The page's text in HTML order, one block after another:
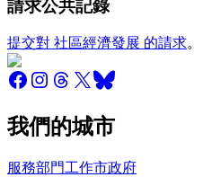
請求公共記錄
提交對 社區經濟發展 的請求。
我們的城市
服務部門工作市政府